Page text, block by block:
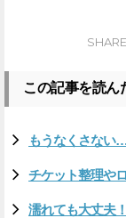
SHARE
この記事を読ん
もうなくさない
チケット整理や
濡れても大丈夫